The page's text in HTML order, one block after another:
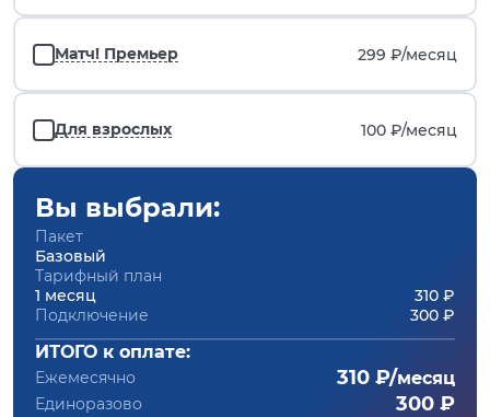
Матч! Премьер 299 ₽/месяц
Для взрослых 100 ₽/месяц
Вы выбрали:
Пакет
Базовый
Тарифный план
1 месяц
310 ₽
Подключение
300 ₽
ИТОГО к оплате:
Ежемесячно 310 ₽/месяц
Единоразово 300 ₽